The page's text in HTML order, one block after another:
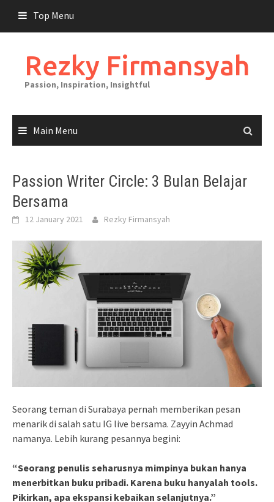
content
Top Menu
Rezky Firmansyah
Passion, Inspiration, Insightful
Main Menu
Passion Writer Circle: 3 Bulan Belajar
Bersama
12 January 2021 Rezky Firmansyah
Seorang teman di Surabaya pernah memberikan pesan
menarik di salah satu IG live bersama. Zayyin Achmad
namanya. Lebih kurang pesannya begini:
“Seorang penulis seharusnya mimpinya bukan hanya
menerbitkan buku pribadi. Karena buku hanyalah tools.
Pikirkan, apa ekspansi kebaikan selanjutnya.”